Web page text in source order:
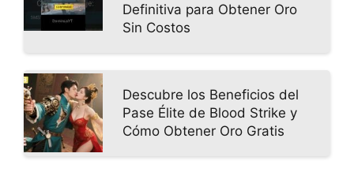
Definitiva para Obtener Oro
Sin Costos
Descubre los Beneficios del
Pase Élite de Blood Strike y
Cómo Obtener Oro Gratis